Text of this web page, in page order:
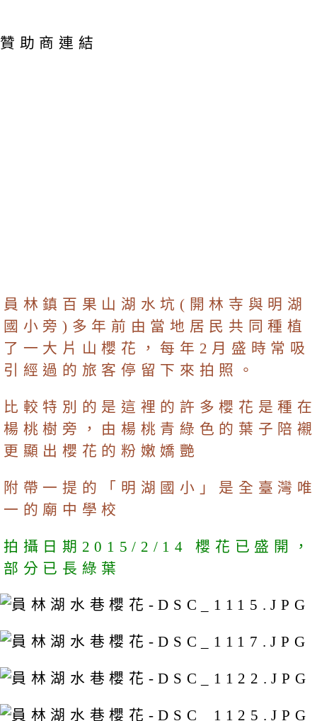
贊助商連結
員林鎮百果山湖水坑(開林寺與明湖
國小旁)多年前由當地居民共同種植
了一大片山櫻花，每年2月盛時常吸
引經過的旅客停留下來拍照。
比較特別的是這裡的許多櫻花是種在
楊桃樹旁，由楊桃青綠色的葉子陪襯
更顯出櫻花的粉嫩嬌艷
附帶一提的「明湖國小」是全臺灣唯
一的廟中學校
拍攝日期2015/2/14 櫻花已盛開，
部分已長綠葉